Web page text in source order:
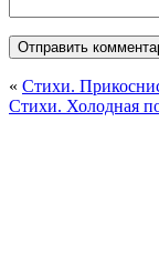
« Стихи.
Стихи. Холодная